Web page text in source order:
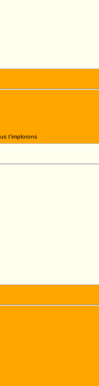
t'implorons